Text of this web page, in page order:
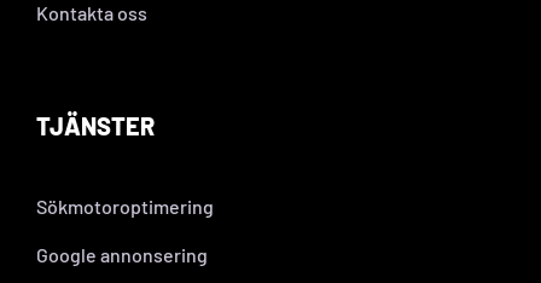
Kontakta oss
TJÄNSTER
Sökmotoroptimering
Google annonsering